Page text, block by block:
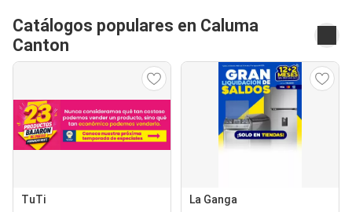
Catálogos populares en Caluma
Canton
TuTi La Ganga